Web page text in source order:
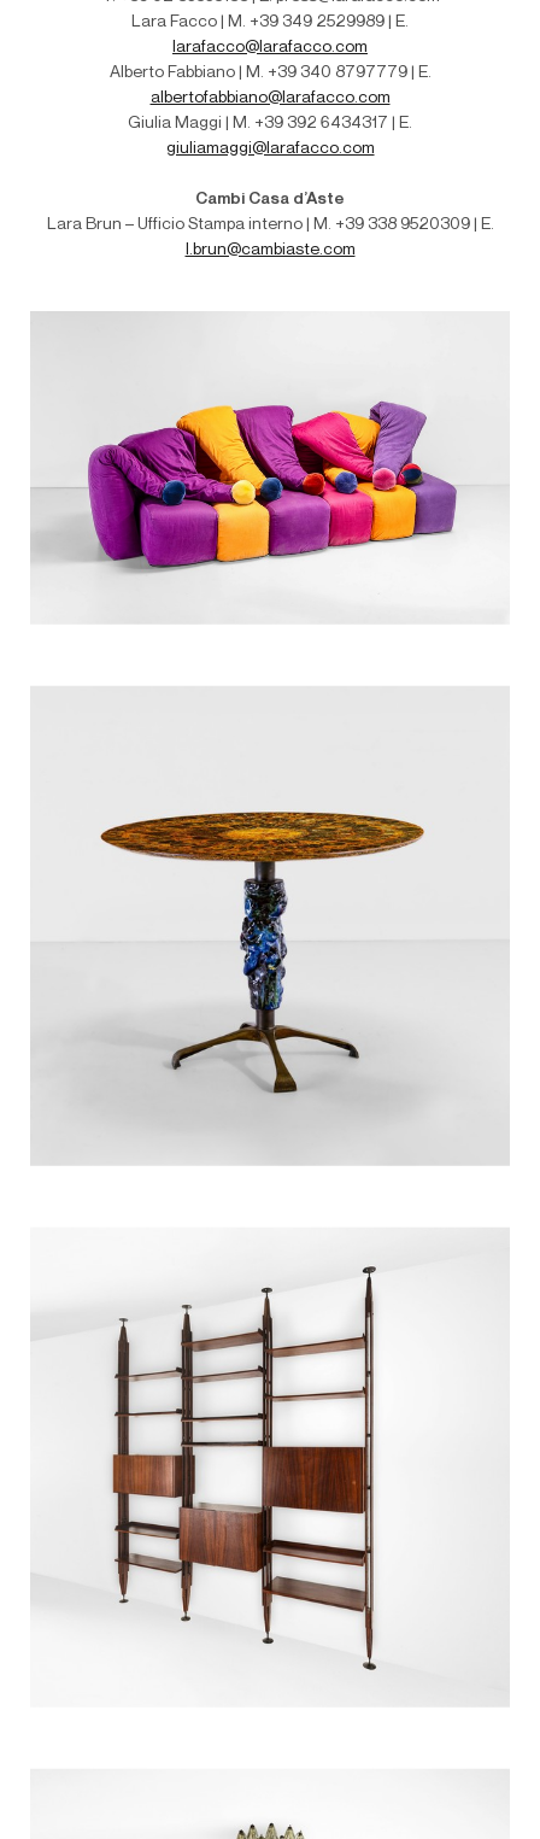
Lara Facco | M. +39 349 2529989 | E.
larafacco@larafacco.com
Alberto Fabbiano | M. +39 340 8797779 | E.
albertofabbiano@larafacco.com
Giulia Maggi | M. +39 392 6434317 | E.
giuliamaggi@larafacco.com
Cambi Casa d’Aste
Lara Brun – Ufficio Stampa interno | M . +39 338 9520309 | E.
l.brun@cambiaste.com